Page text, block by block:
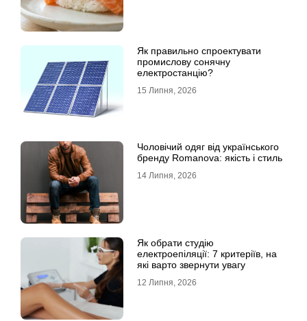
Як правильно спроектувати
промислову сонячну
електростанцію?
15 Липня, 2026
Чоловічий одяг від українського
бренду Romanova: якість і стиль
14 Липня, 2026
Як обрати студію
електроепіляції: 7 критеріїв, на
які варто звернути увагу
12 Липня, 2026